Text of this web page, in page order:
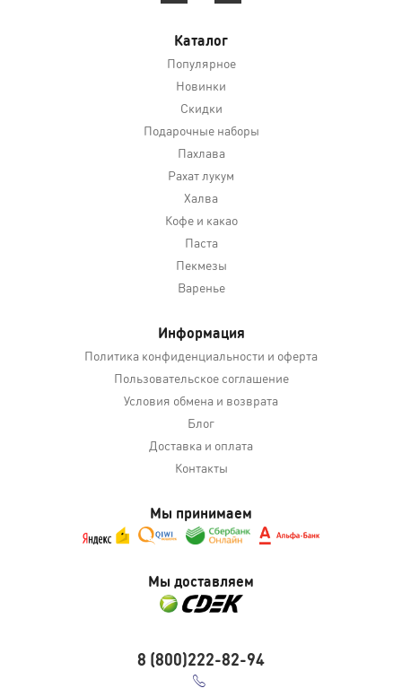
Каталог
Популярное
Новинки
Скидки
Подарочные наборы
Пахлава
Рахат лукум
Халва
Кофе и какао
Паста
Пекмезы
Варенье
Информация
Политика конфиденциальности и оферта
Пользовательское соглашение
Условия обмена и возврата
Блог
Доставка и оплата
Контакты
Мы принимаем
Мы доставляем
8 (800)222-82-94